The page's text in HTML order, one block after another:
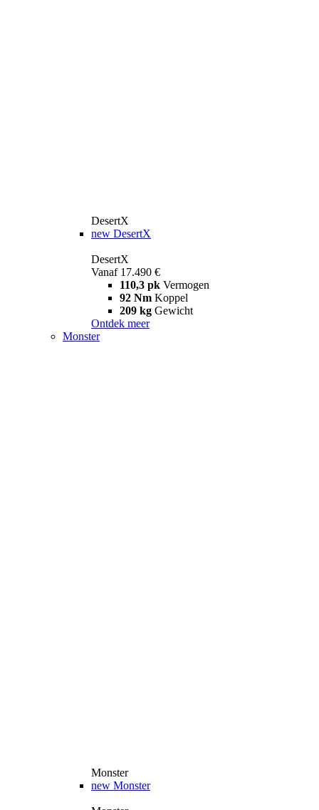
DesertX
new DesertX
DesertX
Vanaf 17.490 €
110,3 pk Vermogen
92 Nm Koppel
209 kg Gewicht
Ontdek meer
Monster
Monster
new Monster